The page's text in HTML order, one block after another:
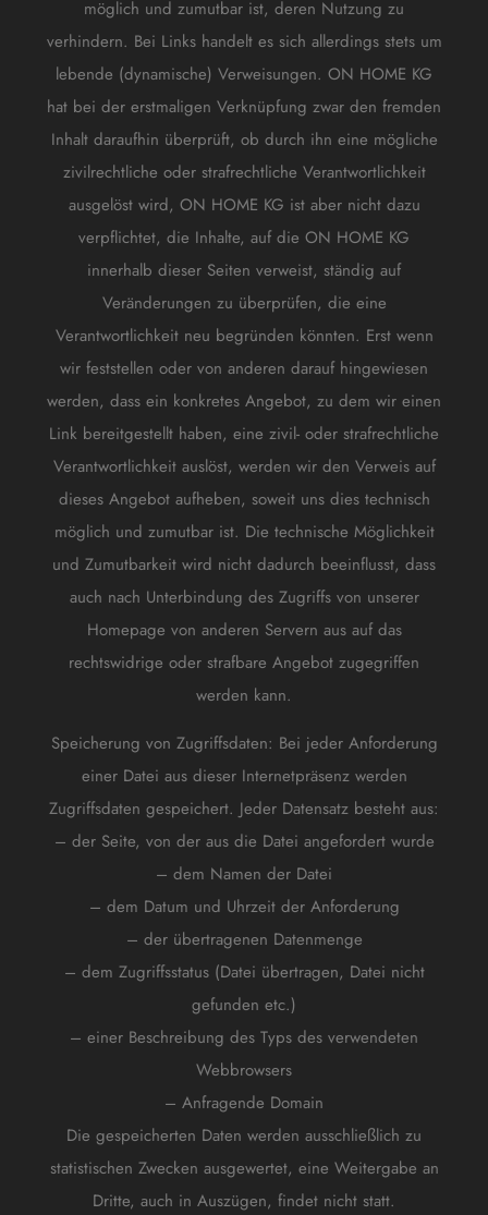
möglich und zumutbar ist, deren Nutzung zu
verhindern. Bei Links handelt es sich allerdings stets um
lebende (dynamische) Verweisungen. ON HOME KG
hat bei der erstmaligen Verknüpfung zwar den fremden
Inhalt daraufhin überprüft, ob durch ihn eine mögliche
zivilrechtliche oder strafrechtliche Verantwortlichkeit
ausgelöst wird, ON HOME KG ist aber nicht dazu
verpflichtet, die Inhalte, auf die ON HOME KG
innerhalb dieser Seiten verweist, ständig auf
Veränderungen zu überprüfen, die eine
Verantwortlichkeit neu begründen könnten. Erst wenn
wir feststellen oder von anderen darauf hingewiesen
werden, dass ein konkretes Angebot, zu dem wir einen
Link bereitgestellt haben, eine zivil- oder strafrechtliche
Verantwortlichkeit auslöst, werden wir den Verweis auf
dieses Angebot aufheben, soweit uns dies technisch
möglich und zumutbar ist. Die technische Möglichkeit
und Zumutbarkeit wird nicht dadurch beeinflusst, dass
auch nach Unterbindung des Zugriffs von unserer
Homepage von anderen Servern aus auf das
rechtswidrige oder strafbare Angebot zugegriffen
werden kann.
Speicherung von Zugriffsdaten: Bei jeder Anforderung
einer Datei aus dieser Internetpräsenz werden
Zugriffsdaten gespeichert. Jeder Datensatz besteht aus:
– der Seite, von der aus die Datei angefordert wurde
– dem Namen der Datei
– dem Datum und Uhrzeit der Anforderung
– der übertragenen Datenmenge
– dem Zugriffsstatus (Datei übertragen, Datei nicht
gefunden etc.)
– einer Beschreibung des Typs des verwendeten
Webbrowsers
– Anfragende Domain
Die gespeicherten Daten werden ausschließlich zu
statistischen Zwecken ausgewertet, eine Weitergabe an
Dritte, auch in Auszügen, findet nicht statt.